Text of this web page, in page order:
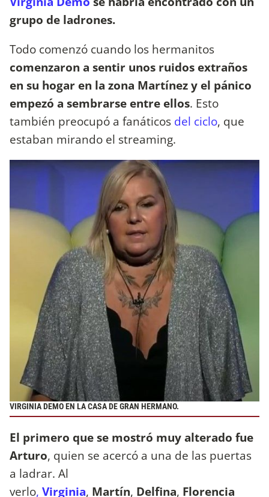
grupo de ladrones.
Todo comenzó cuando los hermanitos
comenzaron a sentir unos ruidos extraños
en su hogar en la zona Martínez y el pánico
empezó a sembrarse entre ellos. Esto
también preocupó a fanáticos del ciclo, que
estaban mirando el streaming.
VIRGINIA DEMO EN LA CASA DE GRAN HERMANO.
El primero que se mostró muy alterado fue
Arturo, quien se acercó a una de las puertas
a ladrar. Al
verlo, Virginia, Martín, Delfina, Florencia